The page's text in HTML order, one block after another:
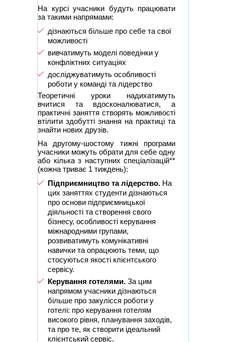
На курсі учасники будуть працювати
за такими напрямами:
дізнаються більше про себе та свої
можливості
вивчатимуть моделі поведінки у
конфліктних ситуаціях
досліджуватимуть особливості
роботи у команді та лідерство
Теоретичні уроки надихатимуть
вчитися та вдосконалюватися, а
практичні заняття створять можливості
втілити здобутті знання на практиці та
знайти нових друзів.
На другому-шостому тижні програми
учасники можуть обрати для себе одну
або кілька з наступних спеціалізацій**
(кожна триває 1 тиждень):
Підприємництво та лідерство. На
цих заняттях студенти дізнаються
про основи підприємницької
діяльності та створення свого
бізнесу, особливості керування
міжнародними групами,
розвиватимуть комунікативні
навички та опрацюють теми, що
стосуються якості клієнтського
сервісу.
Керування готелями. За цим
напрямом учасники дізнаються
більше про закулісся роботи у
готелі: про керування готелям
високого рівня, планування заходів,
та про те, як створити ідеальний
клієнтський сервіс.